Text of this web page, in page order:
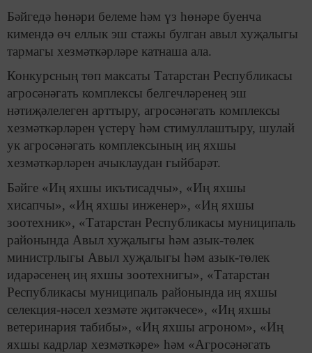
Бәйгедә һөнәри белеме һәм үз һөнәре буенча
кимендә өч еллык эш стажы булган авыл хуҗалыгы
тармагы хезмәткәрләре катнаша ала.
Конкурсның төп максаты Татарстан Республикасы
агросәнәгать комплексы белгечләренең эш
нәтиҗәлелеген арттыру, агросәнәгать комплексы
хезмәткәрләрен үстерү һәм стимуллаштыру, шулай
ук агросәнәгать комплексының иң яхшы
хезмәткәрләрен ачыклаудан гыйбарәт.
Бәйге «Иң яхшы икътисадчы», «Иң яхшы
хисапчы», «Иң яхшы инженер», «Иң яхшы
зоотехник», «Татарстан Республикасы муниципаль
районында Авыл хуҗалыгы һәм азык-төлек
министрлыгы Авыл хуҗалыгы һәм азык-төлек
идарәсенең иң яхшы зоотехнигы», «Татарстан
Республикасы муниципаль районында иң яхшы
селекция-нәсел хезмәте җитәкчесе», «Иң яхшы
ветеринария табибы», «Иң яхшы агроном», «Иң
яхшы кадрлар хезмәткәре» һәм «Агросәнәгать